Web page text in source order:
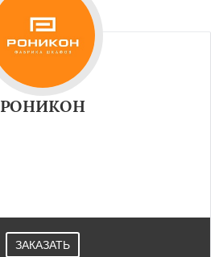
РОНИКОН
ЗАКАЗАТЬ